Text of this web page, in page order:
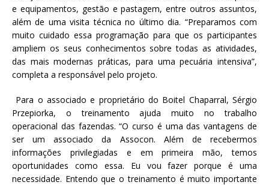
e equipamentos, gestão e pastagem, entre outros assuntos,
além de uma visita técnica no último dia. “Preparamos com
muito cuidado essa programação para que os participantes
ampliem os seus conhecimentos sobre todas as atividades,
das mais modernas práticas, para uma pecuária intensiva”,
completa a responsável pelo projeto.
Para o associado e proprietário do Boitel Chaparral, Sérgio
Przepiorka, o treinamento ajuda muito no trabalho
operacional das fazendas. “O curso é uma das vantagens de
ser um associado da Assocon. Além de recebermos
informações privilegiadas e em primeira mão, temos
oportunidades como essa. Eu vou fazer porque é uma
necessidade. Entendo que o treinamento é muito importante